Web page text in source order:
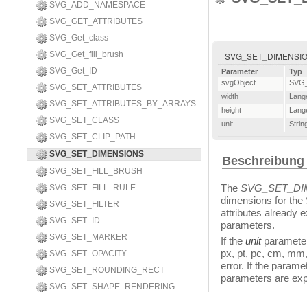
SVG_ADD_NAMESPACE
SVG_GET_ATTRIBUTES
SVG_Get_class
SVG_Get_fill_brush
SVG_Get_ID
SVG_SET_ATTRIBUTES
SVG_SET_ATTRIBUTES_BY_ARRAYS
SVG_SET_CLASS
SVG_SET_CLIP_PATH
SVG_SET_DIMENSIONS
SVG_SET_FILL_BRUSH
SVG_SET_FILL_RULE
SVG_SET_FILTER
SVG_SET_ID
SVG_SET_MARKER
SVG_SET_OPACITY
SVG_SET_ROUNDING_RECT
SVG_SET_SHAPE_RENDERING
Parameter
Typ
svgObject
width
height
unit
Beschreibung
The
dimensions for
attributes already
parameters.
If the unit
px, pt, pc, cm,
error. If the
parameters are